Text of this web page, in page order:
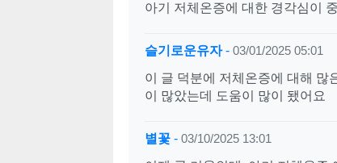
아기 저체온증에 대한 경각심이
슬기로운유자- 03/01/2025 05:01
이 글 덕분에 저체온증에 대해 많
이 많았는데 도움이 많이 됐어요
별꽃- 03/10/2025 13:01